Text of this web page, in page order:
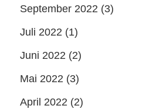
September 2022 (3)
Juli 2022 (1)
Juni 2022 (2)
Mai 2022 (3)
April 2022 (2)